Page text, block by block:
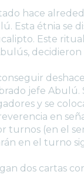
hace
Esta étnia se
Este
jefe
y se
en
turnos (en el
en el turno
dos cartas